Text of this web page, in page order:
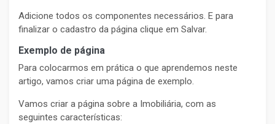
Adicione todos os componentes necessários. E para
finalizar o cadastro da página clique em Salvar.
Exemplo de página
Para colocarmos em prática o que aprendemos neste
artigo, vamos criar uma página de exemplo.
Vamos criar a página sobre a Imobiliária, com as
seguintes características: